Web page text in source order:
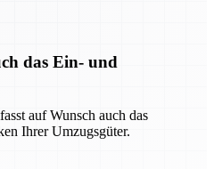
das Ein- und
auf Wunsch auch das
Ihrer Umzugsgüter.